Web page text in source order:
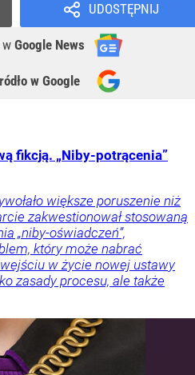
UDOSTĘPNIJ
w Google News
w Google
fikcją. „Niby-potrącenia”
większe poruszenie niż
zakwestionował stosowaną
„niby-oświadczeń”,
który może nabrać
w życie nowej ustawy
zasady procesu, ale także